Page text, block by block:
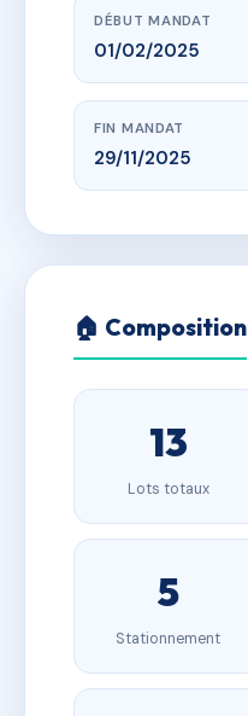
DÉBUT MANDAT
01/02/2025
FIN MANDAT
29/11/2025
🏠 Composition
13
Lots totaux
5
Stationnement